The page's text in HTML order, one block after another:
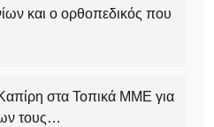
και ο ορθοπεδικός που
στα Τοπικά ΜΜΕ για
τους…